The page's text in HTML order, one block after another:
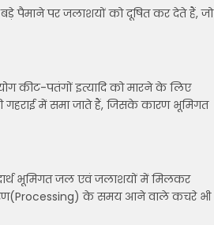
पैमाने पर जलाशयों को दूषित कर देते हैं, जो
कीट-पतंगों इत्यादि को मारने के लिए
गहराई में समा जाते हैं, जिसके कारण भूमिगत
भूमिगत जल एवं जलाशयों में मिलकर
के समय आने वाले कचरे भी